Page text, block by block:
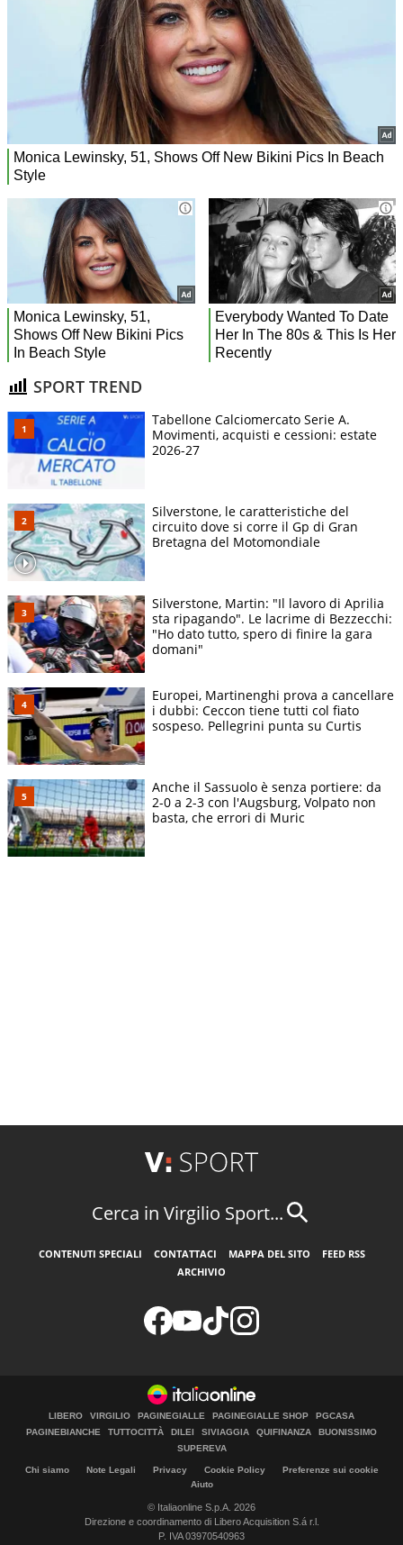
SPORT TREND
Tabellone Calciomercato Serie A.
Movimenti, acquisti e cessioni: estate
2026-27
Silverstone, le caratteristiche del
circuito dove si corre il Gp di Gran
Bretagna del Motomondiale
Silverstone, Martin: "Il lavoro di Aprilia
sta ripagando". Le lacrime di Bezzecchi:
"Ho dato tutto, spero di finire la gara
domani"
Europei, Martinenghi prova a cancellare
i dubbi: Ceccon tiene tutti col fiato
sospeso. Pellegrini punta su Curtis
Anche il Sassuolo è senza portiere: da
2-0 a 2-3 con l'Augsburg, Volpato non
basta, che errori di Muric
Cerca in Virgilio Sport...
CONTENUTI SPECIALI CONTATTACI MAPPA DEL SITO
FEED RSS
ARCHIVIO
LIBERO VIRGILIO PAGINEGIALLE PAGINEGIALLE SHOP
PGCASA
PAGINEBIANCHE
TUTTOCITTÀ DILEI SIVIAGGIA QUIFINANZA
BUONISSIMO
SUPEREVA
Chi siamo Note Legali Privacy Cookie Policy
Preferenze sui cookie
Aiuto
© Italiaonline S.p.A. 2026
Direzione e coordinamento di Libero Acquisition S.á r.l.
P. IVA 03970540963